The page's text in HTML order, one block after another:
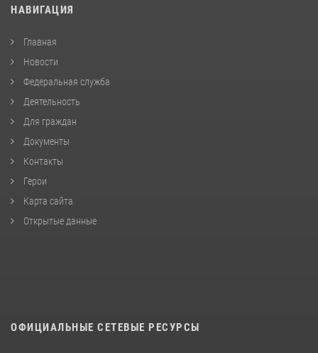
НАВИГАЦИЯ
Главная
Новости
Федеральная служба
Деятельность
Для граждан
Документы
Контакты
Герои
Карта сайта
Открытые данные
ОФИЦИАЛЬНЫЕ СЕТЕВЫЕ РЕСУРСЫ